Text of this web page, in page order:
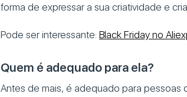
forma de expressar a sua criatividade e
Pode ser interessante: Black Friday no
Quem é adequado para ela?
Antes de mais, é adequado para pessoas